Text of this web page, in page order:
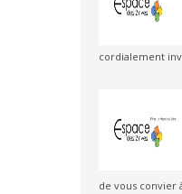
cordialement
de vous convier